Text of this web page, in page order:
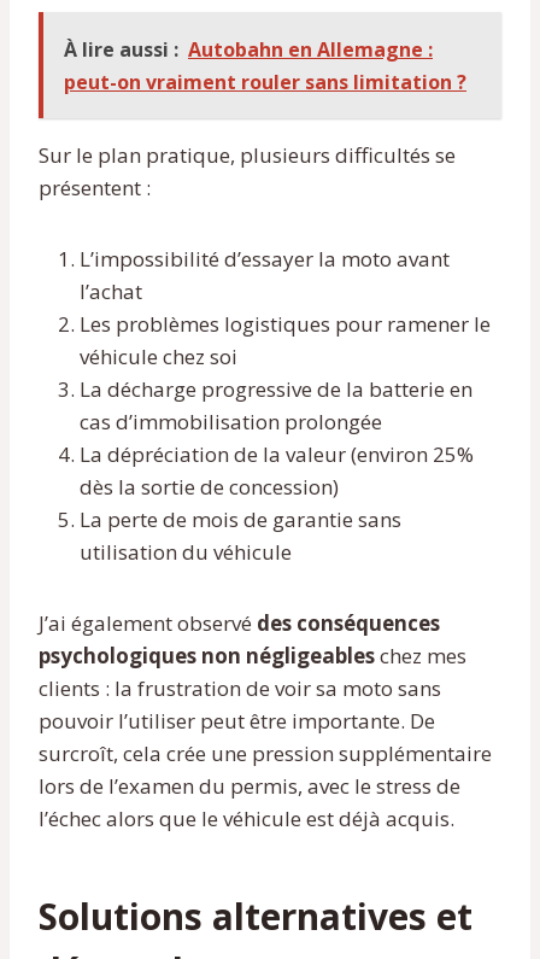
À lire aussi : Autobahn en Allemagne :
peut-on vraiment rouler sans limitation ?
Sur le plan pratique, plusieurs difficultés se
présentent :
L’impossibilité d’essayer la moto avant
l’achat
Les problèmes logistiques pour ramener le
véhicule chez soi
La décharge progressive de la batterie en
cas d’immobilisation prolongée
La dépréciation de la valeur (environ 25%
dès la sortie de concession)
La perte de mois de garantie sans
utilisation du véhicule
J’ai également observé des conséquences
psychologiques non négligeableschez mes
clients : la frustration de voir sa moto sans
pouvoir l’utiliser peut être importante. De
surcroît, cela crée une pression supplémentaire
lors de l’examen du permis, avec le stress de
l’échec alors que le véhicule est déjà acquis.
Solutions alternatives et